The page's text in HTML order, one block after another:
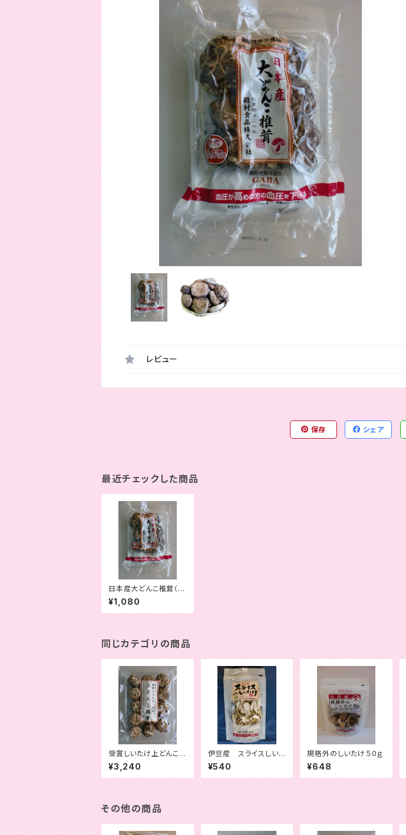
レビュー
保存 シェア
最近チェックした商品
日本産大どんこ椎茸（機
能性表示食品）５０ｇ
¥1,080
同じカテゴリの商品
受賞しいたけ上どんこ８
０ｇ
¥3,240
伊豆産 スライスしいた
け２０ｇ
¥540
規格外のしいたけ５０ｇ
¥648
その他の商品